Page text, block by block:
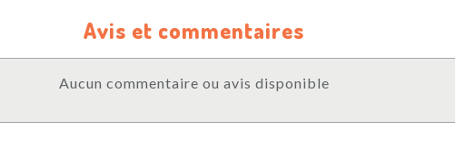
Avis et commentaires
Aucun commentaire ou avis disponible